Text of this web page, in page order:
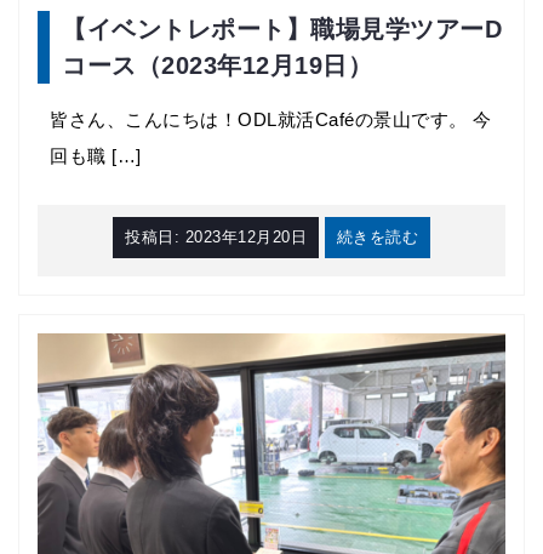
【イベントレポート】職場見学ツアーD
コース（2023年12月19日）
皆さん、こんにちは！ODL就活Caféの景山です。 今
回も職 […]
投稿日: 2023年12月20日 続きを読む